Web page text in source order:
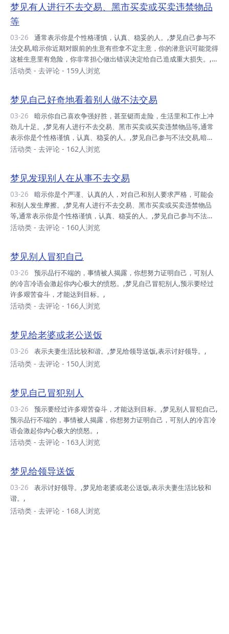
走险，生活里和工作上冲劲儿十足。,
梦见有人进行不去交易、黑市买卖或买卖违禁物品
等
03-26
法交易,暗示你近期对眼前的生意有些拿不定主意，你的潜意识可能觉得
这桩生意里有危险，你非常担心做出错误决定给自己造成重大损失。,梦
见发现别人在从事不去交易,暗示你是个严谨、认真的人，对自己和别人
足。,
活动类 - 去评论 - 159人浏览
梦见自己好奇地看着别人做不法交易
03-26
劲儿十足。,梦见有人进行不去交易、黑市买卖或买卖违禁物品等,通常
表示你是个性格谨慎，认真、稳妥的人。,梦见自己参与不法交易,暗示
你近期对眼前的生意有些拿不定主意，你的潜意识可能觉得这桩生意里
可能会和别人发生摩擦。,
活动类 - 去评论 - 162人浏览
梦见发现别人在从事不去交易
03-26
和别人发生摩擦。,梦见有人进行不去交易、黑市买卖或买卖违禁物品
等,通常表示你是个性格谨慎，认真、稳妥的人。,梦见自己参与不法交
易,暗示你近期对眼前的生意有些拿不定主意，你的潜意识可能觉得这桩
险，生活里和工作上冲劲儿十足。,
活动类 - 去评论 - 160人浏览
梦见别人冒犯自己
03-26
的冷言冷语会激起你内心极大的愤怒。,梦见自己冒犯别人,预示要经过
许多艰苦奋斗，才能达到目标。,
活动类 - 去评论 - 166人浏览
梦见给老婆或老公送饭
03-26 表示夫妻生活比较和谐。,梦见给领导送饭,表示讨好领导。,
活动类 - 去评论 - 150人浏览
梦见自己冒犯别人
03-26
预示品行不端的，事情被人揭露，你想努力证明自己，可别人的冷言冷
语会激起你内心极大的愤怒。,
活动类 - 去评论 - 163人浏览
梦见给领导送饭
03-26
谐。,
活动类 - 去评论 - 168人浏览